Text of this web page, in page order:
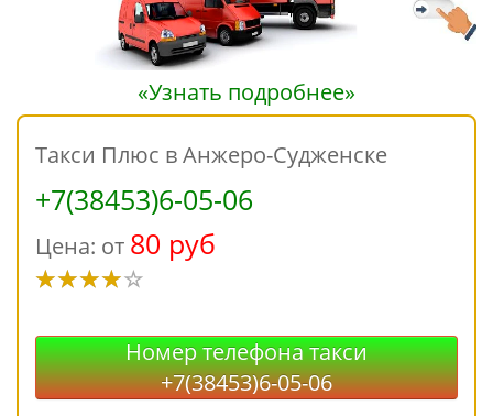
«Узнать подробнее»
Такси Плюс в Анжеро-Судженске
+7(38453)6-05-06
Цена: от 80 руб
Номер телефона такси
+7(38453)6-05-06